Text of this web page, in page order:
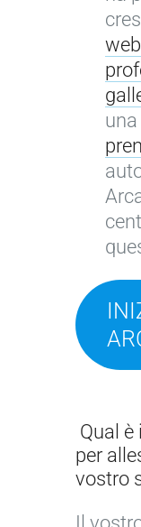
una
Qual
per
vostro